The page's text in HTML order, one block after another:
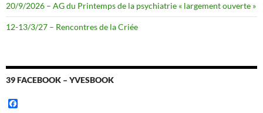
20/9/2026 – AG du Printemps de la psychiatrie « largement ouverte »
12-13/3/27 – Rencontres de la Criée
39 FACEBOOK – YVESBOOK